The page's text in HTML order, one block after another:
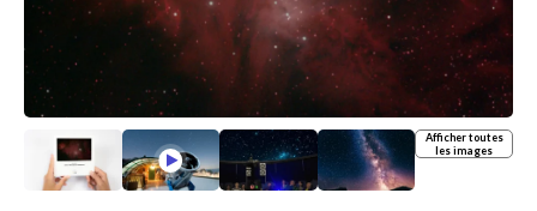
Afficher toutes
les images